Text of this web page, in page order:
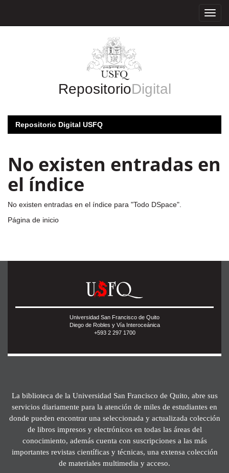
RepositorioDigital
Repositorio Digital USFQ
No existen entradas en
el índice
No existen entradas en el índice para "Todo DSpace".
Página de inicio
Universidad San Francisco de Quito
Diego de Robles y Vía Interoceánica
+593 2 297 1700
La biblioteca de la Universidad San Francisco de Quito, abre sus
servicios diariamente para la atención de miles de estudiantes en
donde pueden encontrar una seleccionada y actualizada colección
de libros impresos y electrónicos en todas las áreas del
conocimiento, además cuenta con suscripciones a las más
importantes revistas científicas y técnicas, una extensa colección
de materiales multimedia y acceso.